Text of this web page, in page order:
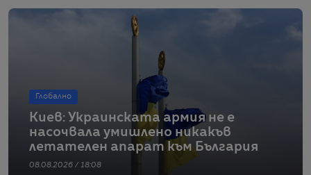
Глобално
Киев: Украинската армия не е
насочвала умишлено никакъв
летателен апарат към България
08.08.2026 / 18:08